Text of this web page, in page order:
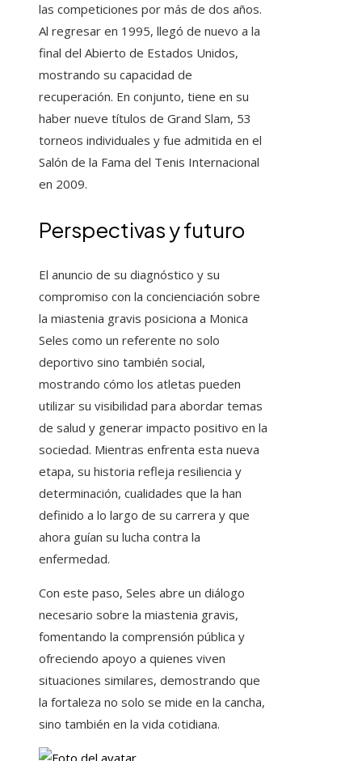
las competiciones por más de dos años.
Al regresar en 1995, llegó de nuevo a la
final del Abierto de Estados Unidos,
mostrando su capacidad de
recuperación. En conjunto, tiene en su
haber nueve títulos de Grand Slam, 53
torneos individuales y fue admitida en el
Salón de la Fama del Tenis Internacional
en 2009.
Perspectivas y futuro
El anuncio de su diagnóstico y su
compromiso con la concienciación sobre
la miastenia gravis posiciona a Monica
Seles como un referente no solo
deportivo sino también social,
mostrando cómo los atletas pueden
utilizar su visibilidad para abordar temas
de salud y generar impacto positivo en la
sociedad. Mientras enfrenta esta nueva
etapa, su historia refleja resiliencia y
determinación, cualidades que la han
definido a lo largo de su carrera y que
ahora guían su lucha contra la
enfermedad.
Con este paso, Seles abre un diálogo
necesario sobre la miastenia gravis,
fomentando la comprensión pública y
ofreciendo apoyo a quienes viven
situaciones similares, demostrando que
la fortaleza no solo se mide en la cancha,
sino también en la vida cotidiana.